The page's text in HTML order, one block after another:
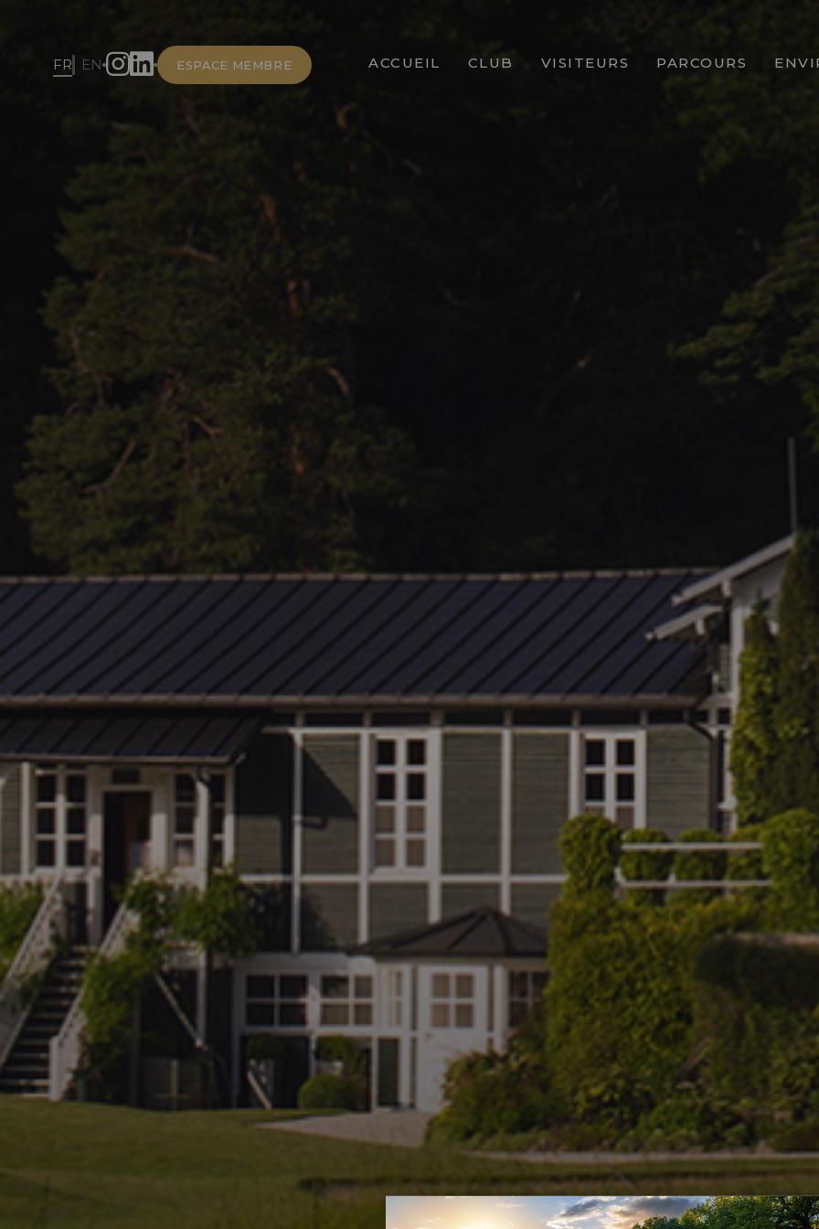
FR EN ESPACE MEMBRE ACCUEIL CLUB VISITEURS PARCOURS